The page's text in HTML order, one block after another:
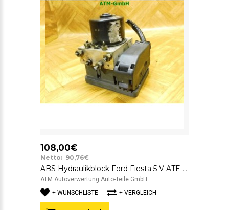
108,00€
Netto: 90,76€
ABS Hydraulikblock Ford Fiesta 5 V ATE FoMoCo 10.0206-0093.4 2S612M110CE
ATM Autoverwertung Auto-Teile GmbH ..
+ WUNSCHLISTE
+ VERGLEICH